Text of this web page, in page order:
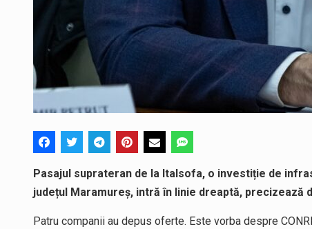
Pasajul suprateran de la Italsofa, o investiție de
județul Maramureș, intră în linie dreaptă, precizează
Patru companii au depus oferte. Este vorba despre